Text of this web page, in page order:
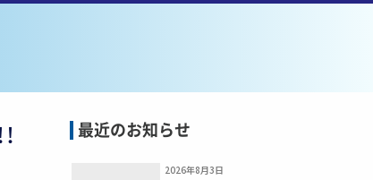
最近のお知らせ
2026年8月3日